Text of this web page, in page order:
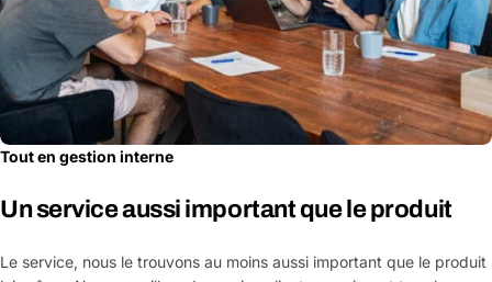
Tout en gestion interne
Un service aussi important que le produit
Le service, nous le trouvons au moins aussi important que le produit